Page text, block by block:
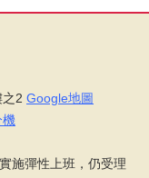
2 Google地圖
機
施彈性上班，仍受理